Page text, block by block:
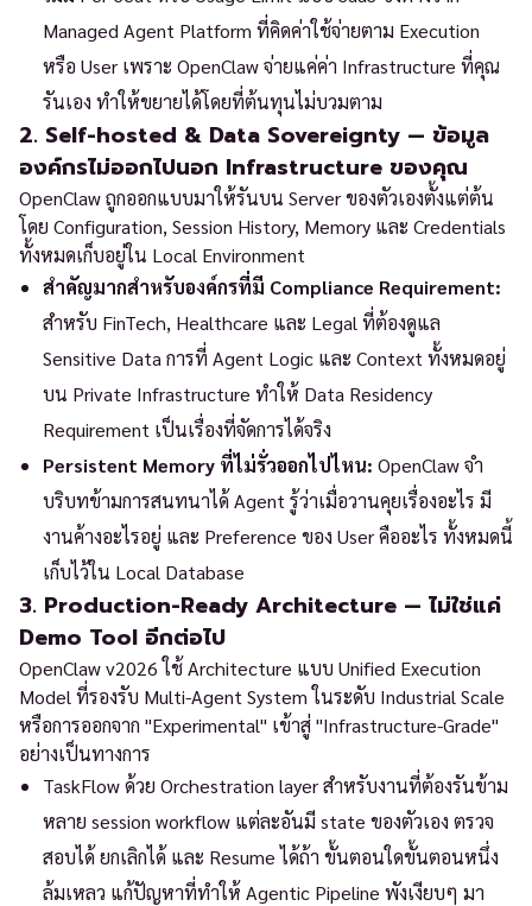
Managed Agent Platform ที่คิดค่าใช้จ่ายตาม Execution
หรือ User เพราะ OpenClaw จ่ายแค่ค่า Infrastructure ที่คุณ
รันเอง ทำให้ขยายได้โดยที่ต้นทุนไม่บวมตาม
2. Self-hosted & Data Sovereignty — ข้อมูล
องค์กรไม่ออกไปนอก Infrastructure ของคุณ
OpenClaw ถูกออกแบบมาให้รันบน Server ของตัวเองตั้งแต่ต้น
โดย Configuration, Session History, Memory และ Credentials
ทั้งหมดเก็บอยู่ใน Local Environment
สำคัญมากสำหรับองค์กรที่มี Compliance Requirement:
สำหรับ FinTech, Healthcare และ Legal ที่ต้องดูแล
Sensitive Data การที่ Agent Logic และ Context ทั้งหมดอยู่
บน Private Infrastructure ทำให้ Data Residency
Requirement เป็นเรื่องที่จัดการได้จริง
Persistent Memory ที่ไม่รั่วออกไปไหน: OpenClaw จำ
บริบทข้ามการสนทนาได้ Agent รู้ว่าเมื่อวานคุยเรื่องอะไร มี
งานค้างอะไรอยู่ และ Preference ของ User คืออะไร ทั้งหมดนี้
เก็บไว้ใน Local Database
3. Production-Ready Architecture — ไม่ใช่แค่
Demo Tool อีกต่อไป
OpenClaw v2026 ใช้ Architecture แบบ Unified Execution
Model ที่รองรับ Multi-Agent System ในระดับ Industrial Scale
หรือการออกจาก "Experimental" เข้าสู่ "Infrastructure-Grade"
อย่างเป็นทางการ
TaskFlow ด้วย Orchestration layer สำหรับงานที่ต้องรันข้าม
หลาย session workflow แต่ละอันมี state ของตัวเอง ตรวจ
สอบได้ ยกเลิกได้ และ Resume ได้ถ้า ขั้นตอนใดขั้นตอนหนึ่ง
ล้มเหลว แก้ปัญหาที่ทำให้ Agentic Pipeline พังเงียบๆ มา